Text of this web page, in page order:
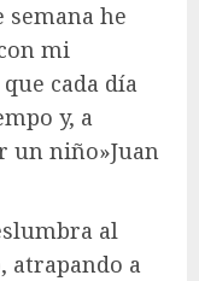
semana he
mi
cada día
y, a
un niño»Juan
al
atrapando a